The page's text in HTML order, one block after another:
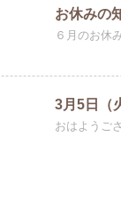
お休みの
６月のお休
3月5日（
おはようご